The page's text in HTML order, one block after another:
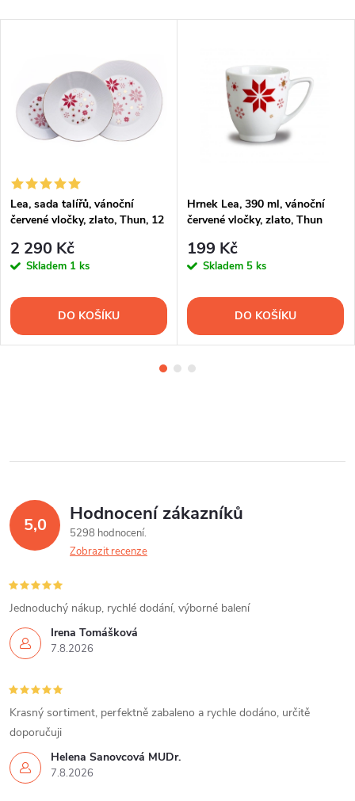
Lea, sada talířů, vánoční
červené vločky, zlato, Thun, 12
2 290 Kč
Skladem 1 ks
DO KOŠÍKU
Hrnek Lea, 390 ml, vánoční
červené vločky, zlato, Thun
199 Kč
Skladem 5 ks
DO KOŠÍKU
5,0 Hodnocení zákazníků
5298 hodnocení
Zobrazit recenze
Irena Tomášková
7.8.2026
Jednoduchý nákup, rychlé dodání, výborné balení
Helena Šanovcová MUDr.
7.8.2026
Krasný sortiment, perfektně zabaleno a rychle dodáno, určitě
doporučuji